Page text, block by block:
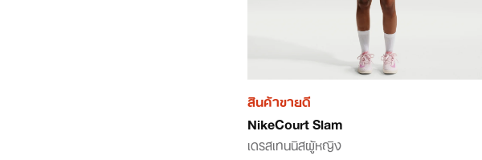
สินค้าขายดี
NikeCourt Slam
เดรสเทนนิสผู้หญิง